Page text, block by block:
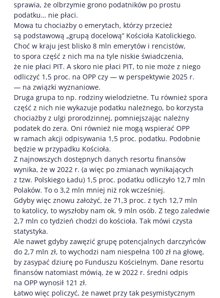
sprawia, że olbrzymie grono podatników po prostu
podatku… nie płaci.
Mowa tu chociażby o emerytach, którzy przecież
są podstawową „grupą docelową” Kościoła Katolickiego.
Choć w kraju jest blisko 8 mln emerytów i rencistów,
to spora część z nich ma na tyle niskie świadczenia,
że nie płaci PIT. A skoro nie płaci PIT, to nie może z niego
odliczyć 1,5 proc. na OPP czy — w perspektywie 2025 r.
— na związki wyznaniowe.
Druga grupa to np. rodziny wielodzietne. Tu również spora
część z nich nie wykazuje podatku należnego, bo korzysta
chociażby z ulgi prorodzinnej, pomniejszając należny
podatek do zera. Oni również nie mogą wspierać OPP
w ramach akcji odpisywania 1,5 proc. podatku. Podobnie
będzie w przypadku Kościoła.
Z najnowszych dostępnych danych resortu finansów
wynika, że w 2022 r. (a więc po zmianach wynikających
z tzw. Polskiego Ładu) 1,5 proc. podatku odliczyło 12,7 mln
Polaków. To o 3,2 mln mniej niż rok wcześniej.
Gdyby więc znowu założyć, że 71,3 proc. z tych 12,7 mln
to katolicy, to wyszłoby nam ok. 9 mln osób. Z tego zaledwie
2,7 mln co tydzień chodzi do kościoła. Tak mówi czysta
statystyka.
Ale nawet gdyby zawęzić grupę potencjalnych darczyńców
do 2,7 mln zł, to wychodzi nam niespełna 100 zł na głowę,
by zasypać dziurę po Funduszu Kościelnym. Dane resortu
finansów natomiast mówią, że w 2022 r. średni odpis
na OPP wynosił 121 zł.
Łatwo więc policzyć, że nawet przy tak pesymistycznym